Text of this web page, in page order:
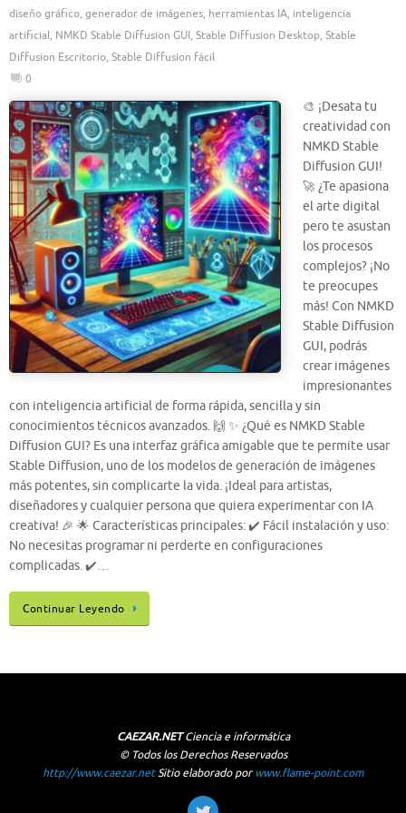
diseño gráfico, generador de imágenes, herramientas IA, inteligencia
artificial, NMKD Stable Diffusion GUI, Stable Diffusion Desktop, Stable
Diffusion Escritorio, Stable Diffusion fácil
0
🎨 ¡Desata tu
creatividad con
NMKD Stable
Diffusion GUI!
🚀 ¿Te apasiona
el arte digital
pero te asustan
los procesos
complejos? ¡No
te preocupes
más! Con NMKD
Stable Diffusion
GUI, podrás
crear imágenes
impresionantes
con inteligencia artificial de forma rápida, sencilla y sin
conocimientos técnicos avanzados. 🙌 ✨ ¿Qué es NMKD Stable
Diffusion GUI? Es una interfaz gráfica amigable que te permite usar
Stable Diffusion, uno de los modelos de generación de imágenes
más potentes, sin complicarte la vida. ¡Ideal para artistas,
diseñadores y cualquier persona que quiera experimentar con IA
creativa! 🎉 🌟 Características principales: ✔️ Fácil instalación y uso:
No necesitas programar ni perderte en configuraciones
complicadas. ✔️…
Continuar Leyendo
CAEZAR.NETCiencia e informática
© Todos los Derechos Reservados
http://www.caezar.netSitio elaborado porwww.flame-point.com